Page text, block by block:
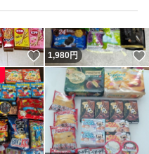
いいね！
1,980円